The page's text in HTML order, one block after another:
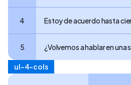
4 Estoy de acuerdo hasta
5 ¿Volvemos a hablar en una
ul-4-cols